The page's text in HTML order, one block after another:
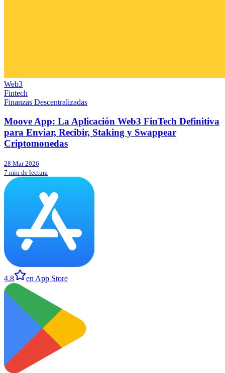
Web3
Fintech
Finanzas Descentralizadas
Moove App: La Aplicación Web3 FinTech Definitiva
para Enviar, Recibir, Staking y Swappear
Criptomonedas
28 Mar 2026
7 min de lectura
4.8 en App Store